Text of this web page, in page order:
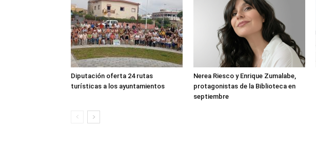
Diputación oferta 24 rutas
turísticas a los ayuntamientos
Nerea Riesco y Enrique Zumalabe,
protagonistas de la Biblioteca en
septiembre